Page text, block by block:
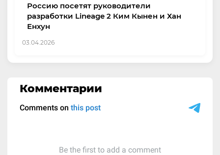
Россию посетят руководители
разработки Lineage 2 Ким Кынен и Хан
Енхун
03.04.2026
Комментарии